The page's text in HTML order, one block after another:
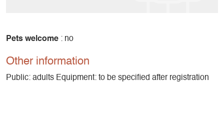
Pets welcome : no
Other information
Public: adults Equipment: to be specified after registration